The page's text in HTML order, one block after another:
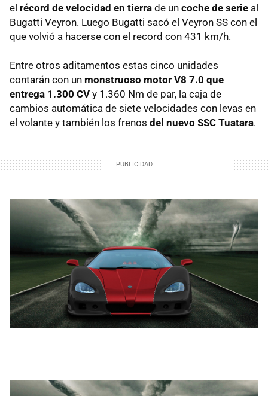
el récord de velocidad en tierra de un coche de serie al
Bugatti Veyron. Luego Bugatti sacó el Veyron SS con el
que volvió a hacerse con el record con 431 km/h.
Entre otros aditamentos estas cinco unidades
contarán con un monstruoso motor V8 7.0 que
entrega 1.300 CV y 1.360 Nm de par, la caja de
cambios automática de siete velocidades con levas en
el volante y también los frenos del nuevo SSC Tuatara.